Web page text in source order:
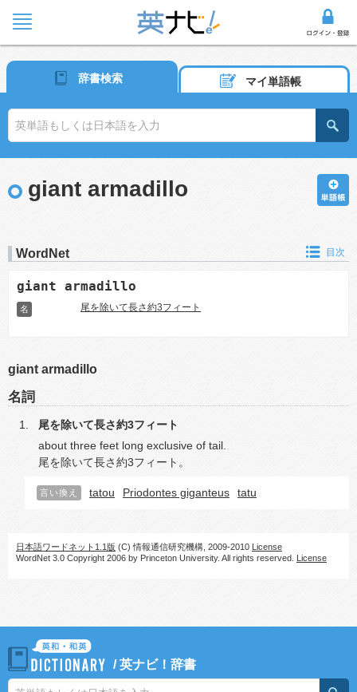
辞書検索 マイ単語帳
giant armadillo
WordNet 目次
giant armadillo
名 尾を除いて長さ約3フィート
giant armadillo
名詞
尾を除いて長さ約3フィート
about three feet long exclusive of tail.
尾を除いて長さ約3フィート。
言い換え tatou Priodontes giganteus tatu
日本語ワードネット1.1版 (C) 情報通信研究機構, 2009-2010 License
WordNet 3.0 Copyright 2006 by Princeton University. All rights reserved. License
/英ナビ！辞書